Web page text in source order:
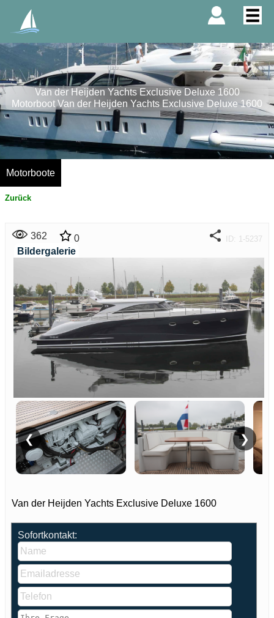
Van der Heijden Yachts Exclusive Deluxe 1600
Motorboot Van der Heijden Yachts Exclusive Deluxe 1600
Motorboote
Zurück
362 0 ID: 1-5237
Bildergalerie
❮ ❯
Van der Heijden Yachts Exclusive Deluxe 1600
Sofortkontakt: